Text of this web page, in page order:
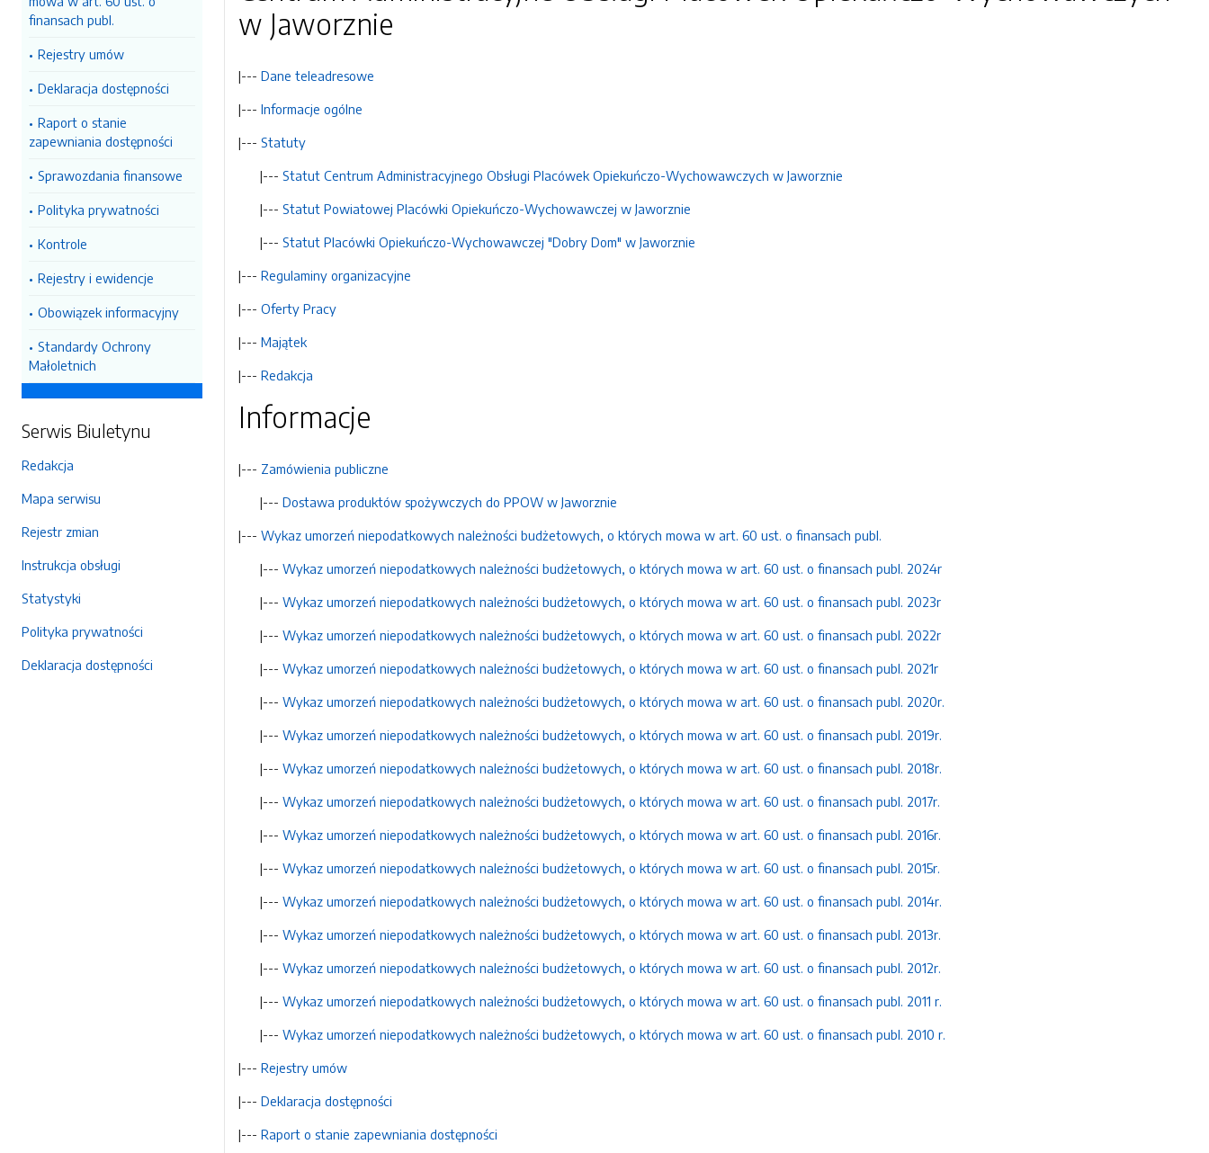
finansach publ.
Rejestry umów
Deklaracja dostępności
Raport o stanie
zapewniania dostępności
Sprawozdania finansowe
Polityka prywatności
Kontrole
Rejestry i ewidencje
Obowiązek informacyjny
Standardy Ochrony
Małoletnich
Serwis Biuletynu
Redakcja
Mapa serwisu
Rejestr zmian
Instrukcja obsługi
Statystyki
Polityka prywatności
Deklaracja dostępności
w Jaworznie
|--- Dane teleadresowe
|--- Informacje ogólne
|--- Statuty
|--- Statut Centrum Administracyjnego Obsługi Placówek Opiekuńczo-Wychowawczych w Jaworznie
|--- Statut Powiatowej Placówki Opiekuńczo-Wychowawczej w Jaworznie
|--- Statut Placówki Opiekuńczo-Wychowawczej "Dobry Dom" w Jaworznie
|--- Regulaminy organizacyjne
|--- Oferty Pracy
|--- Majątek
|--- Redakcja
Informacje
|--- Zamówienia publiczne
|--- Dostawa produktów spożywczych do PPOW w Jaworznie
|--- Wykaz umorzeń niepodatkowych należności budżetowych, o których mowa w art. 60 ust. o finansach publ.
|--- Wykaz umorzeń niepodatkowych należności budżetowych, o których mowa w art. 60 ust. o finansach publ. 2024r
|--- Wykaz umorzeń niepodatkowych należności budżetowych, o których mowa w art. 60 ust. o finansach publ. 2023r
|--- Wykaz umorzeń niepodatkowych należności budżetowych, o których mowa w art. 60 ust. o finansach publ. 2022r
|--- Wykaz umorzeń niepodatkowych należności budżetowych, o których mowa w art. 60 ust. o finansach publ. 2021r
|--- Wykaz umorzeń niepodatkowych należności budżetowych, o których mowa w art. 60 ust. o finansach publ. 2020r.
|--- Wykaz umorzeń niepodatkowych należności budżetowych, o których mowa w art. 60 ust. o finansach publ. 2019r.
|--- Wykaz umorzeń niepodatkowych należności budżetowych, o których mowa w art. 60 ust. o finansach publ. 2018r.
|--- Wykaz umorzeń niepodatkowych należności budżetowych, o których mowa w art. 60 ust. o finansach publ. 2017r.
|--- Wykaz umorzeń niepodatkowych należności budżetowych, o których mowa w art. 60 ust. o finansach publ. 2016r.
|--- Wykaz umorzeń niepodatkowych należności budżetowych, o których mowa w art. 60 ust. o finansach publ. 2015r.
|--- Wykaz umorzeń niepodatkowych należności budżetowych, o których mowa w art. 60 ust. o finansach publ. 2014r.
|--- Wykaz umorzeń niepodatkowych należności budżetowych, o których mowa w art. 60 ust. o finansach publ. 2013r.
|--- Wykaz umorzeń niepodatkowych należności budżetowych, o których mowa w art. 60 ust. o finansach publ. 2012r.
|--- Wykaz umorzeń niepodatkowych należności budżetowych, o których mowa w art. 60 ust. o finansach publ. 2011 r.
|--- Wykaz umorzeń niepodatkowych należności budżetowych, o których mowa w art. 60 ust. o finansach publ. 2010 r.
|--- Rejestry umów
|--- Deklaracja dostępności
|--- Raport o stanie zapewniania dostępności